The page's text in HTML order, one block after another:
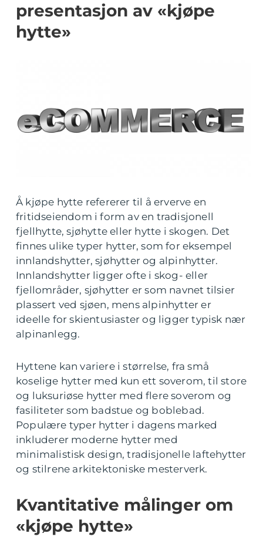
presentasjon av «kjøpe
hytte»
Å kjøpe hytte refererer til å erverve en
fritidseiendom i form av en tradisjonell
fjellhytte, sjøhytte eller hytte i skogen. Det
finnes ulike typer hytter, som for eksempel
innlandshytter, sjøhytter og alpinhytter.
Innlandshytter ligger ofte i skog- eller
fjellområder, sjøhytter er som navnet tilsier
plassert ved sjøen, mens alpinhytter er
ideelle for skientusiaster og ligger typisk nær
alpinanlegg.
Hyttene kan variere i størrelse, fra små
koselige hytter med kun ett soverom, til store
og luksuriøse hytter med flere soverom og
fasiliteter som badstue og boblebad.
Populære typer hytter i dagens marked
inkluderer moderne hytter med
minimalistisk design, tradisjonelle laftehytter
og stilrene arkitektoniske mesterverk.
Kvantitative målinger om
«kjøpe hytte»